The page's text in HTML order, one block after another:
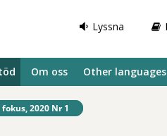
Lyssna
Om oss Other languages
2020 Nr 1